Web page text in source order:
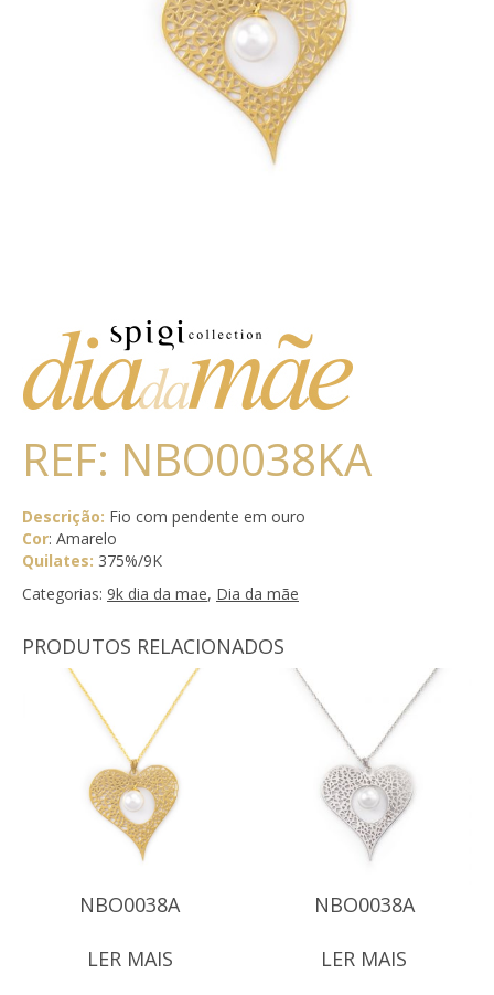
REF: NBO0038KA
Descrição: Fio com pendente em ouro
Cor: Amarelo
Quilates: 375%/9K
Categorias: 9k dia da mae, Dia da mãe
PRODUTOS RELACIONADOS
NBO0038A
LER MAIS
NBO0038A
LER MAIS